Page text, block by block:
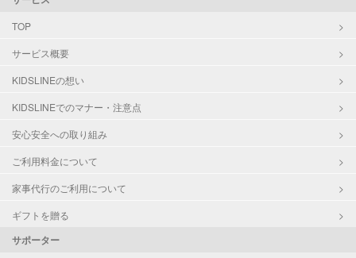
TOP
サービス概要
KIDSLINEの想い
KIDSLINEでのマナー・注意点
安心安全への取り組み
ご利用料金について
家事代行のご利用について
ギフトを贈る
サポーター